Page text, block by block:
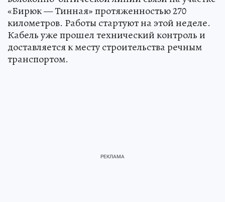
«Бирюк — Тинная» протяженностью 270
километров. Работы стартуют на этой неделе.
Кабель уже прошел технический контроль и
доставляется к месту строительства речным
транспортом.